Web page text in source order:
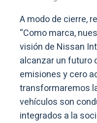
A modo de cierre,
“Como marca,
visión de Nissan
alcanzar un futuro
emisiones y cero
transformaremos
vehículos son
integrados a la